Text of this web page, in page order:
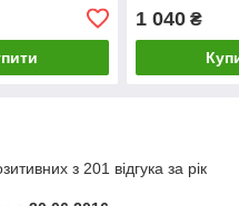
1 040₴
з 201 відгука за рік